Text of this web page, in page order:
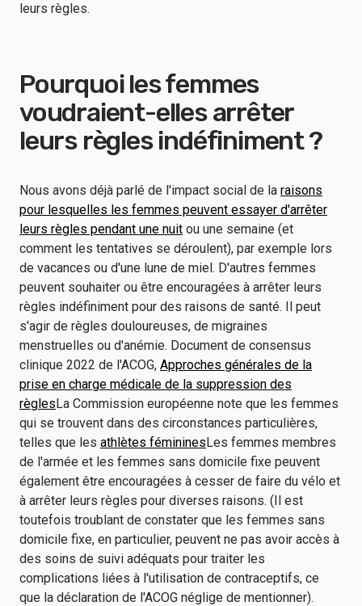
leurs règles.
Pourquoi les femmes
voudraient-elles arrêter
leurs règles indéfiniment ?
Nous avons déjà parlé de l'impact social de la raisons
pour lesquelles les femmes peuvent essayer d'arrêter
leurs règles pendant une nuit ou une semaine (et
comment les tentatives se déroulent), par exemple lors
de vacances ou d'une lune de miel. D'autres femmes
peuvent souhaiter ou être encouragées à arrêter leurs
règles indéfiniment pour des raisons de santé. Il peut
s'agir de règles douloureuses, de migraines
menstruelles ou d'anémie. Document de consensus
clinique 2022 de l'ACOG, Approches générales de la
prise en charge médicale de la suppression des
règlesLa Commission européenne note que les femmes
qui se trouvent dans des circonstances particulières,
telles que les athlètes fémininesLes femmes membres
de l'armée et les femmes sans domicile fixe peuvent
également être encouragées à cesser de faire du vélo et
à arrêter leurs règles pour diverses raisons. (Il est
toutefois troublant de constater que les femmes sans
domicile fixe, en particulier, peuvent ne pas avoir accès à
des soins de suivi adéquats pour traiter les
complications liées à l'utilisation de contraceptifs, ce
que la déclaration de l'ACOG néglige de mentionner).